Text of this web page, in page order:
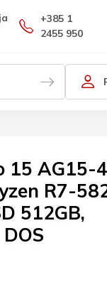
+385 1
2455 950
15 AG15-
R7-
512GB,